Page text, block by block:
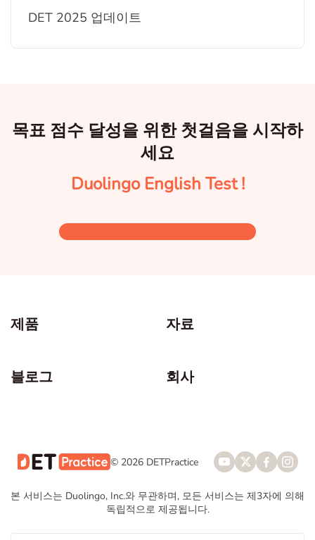
DET 2025 업데이트
목표 점수 달성을 위한 첫걸음을 시작하
세요
Duolingo English Test !
제품 자료
블로그 회사
© 2026 DETPractice
본 서비스는 Duolingo, Inc.와 무관하며, 모든 서비스는 제3자에 의해
독립적으로 제공됩니다.